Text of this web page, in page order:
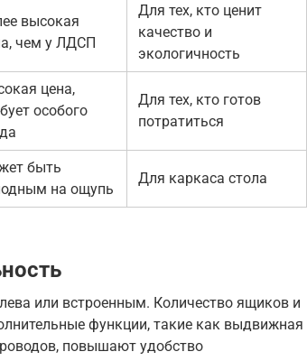
высокая
чем у ЛДСП
Для тех, кто ценит
качество и
экологичность
цена,
особого
Для тех, кто готов
потратиться
быть
на ощупь
Для каркаса стола
или встроенным. Количество ящиков и
функции, такие как выдвижная
повышают удобство